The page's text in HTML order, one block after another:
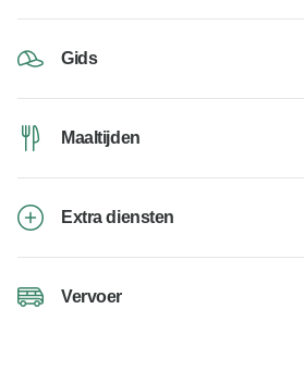
Gids
Maaltijden
Extra diensten
Vervoer